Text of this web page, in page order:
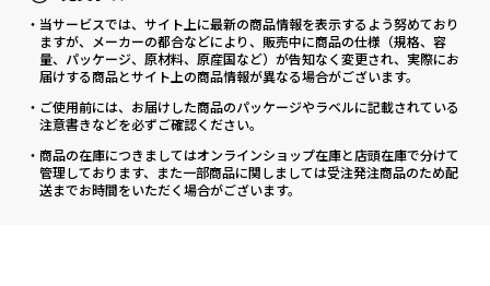
・当サービスでは、サイト上に最新の商品情報を表示するよう努めており
ますが、メーカーの都合などにより、販売中に商品の仕様（規格、容
量、パッケージ、原材料、原産国など）が告知なく変更され、実際にお
届けする商品とサイト上の商品情報が異なる場合がございます。
・ご使用前には、お届けした商品のパッケージやラベルに記載されている
注意書きなどを必ずご確認ください。
・商品の在庫につきましてはオンラインショップ在庫と店頭在庫で分けて
管理しております、また一部商品に関しましては受注発注商品のため配
送までお時間をいただく場合がございます。